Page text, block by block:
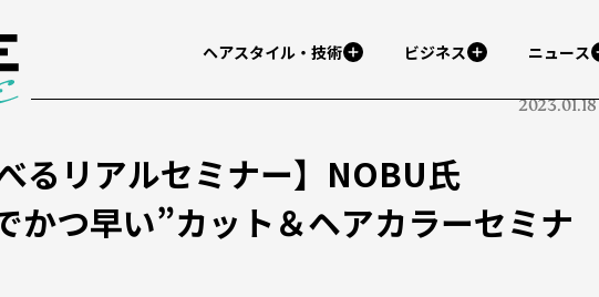
ヘアスタイル・技術 ビジネス ニュース
2023.01.18
るリアルセミナー】NOBU氏
かつ早い”カット＆ヘアカラーセミナ